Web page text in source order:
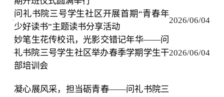
·
问礼书院三号学生社区开展首期“青春年
少好读书”主题读书分享活动
2026/06/04
·
妙笔生花传校讯，光影交错记年华——问
礼书院三号学生社区举办春季学期学生干
部培训会
2026/06/04
凝心展风采，担当砺青春——问礼书院三